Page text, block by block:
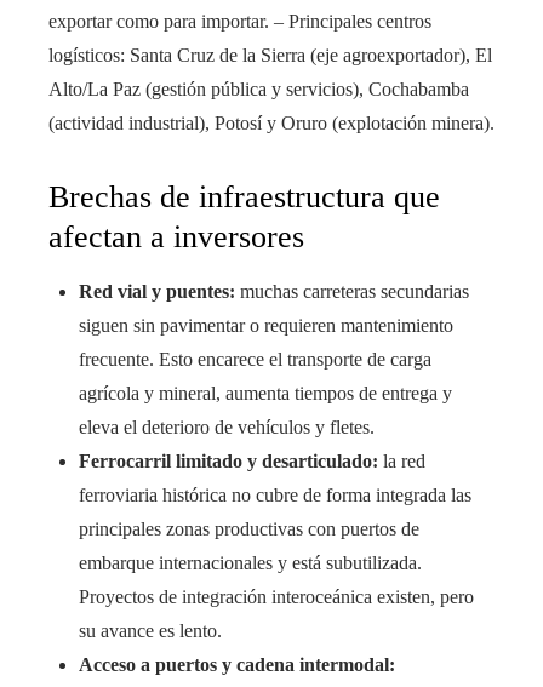
exportar como para importar. – Principales centros
logísticos: Santa Cruz de la Sierra (eje agroexportador), El
Alto/La Paz (gestión pública y servicios), Cochabamba
(actividad industrial), Potosí y Oruro (explotación minera).
Brechas de infraestructura que
afectan a inversores
Red vial y puentes: muchas carreteras secundarias
siguen sin pavimentar o requieren mantenimiento
frecuente. Esto encarece el transporte de carga
agrícola y mineral, aumenta tiempos de entrega y
eleva el deterioro de vehículos y fletes.
Ferrocarril limitado y desarticulado: la red
ferroviaria histórica no cubre de forma integrada las
principales zonas productivas con puertos de
embarque internacionales y está subutilizada.
Proyectos de integración interoceánica existen, pero
su avance es lento.
Acceso a puertos y cadena intermodal: